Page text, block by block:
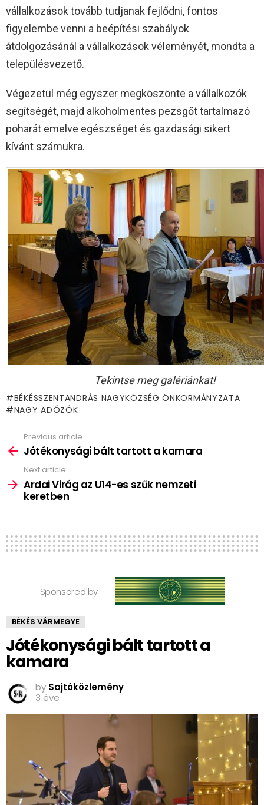
vállalkozások tovább tudjanak fejlődni, fontos
figyelembe venni a beépítési szabályok
átdolgozásánál a vállalkozások véleményét, mondta a
településvezető.
Végezetül még egyszer megköszönte a vállalkozók
segítségét, majd alkoholmentes pezsgőt tartalmazó
poharát emelve egészséget és gazdasági sikert
kívánt számukra.
Tekintse meg galériánkat!
BÉKÉSSZENTANDRÁS NAGYKÖZSÉG ÖNKORMÁNYZATA
NAGY ADÓZÓK
more
Previous article
Jótékonysági bált tartott a kamara
Next article
Ardai Virág az U14-es szűk nemzeti
keretben
Sponsored by
BÉKÉS VÁRMEGYE
Jótékonysági bált tartott a
kamara
by Sajtóközlemény
3 éve